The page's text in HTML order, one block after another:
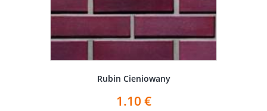
Rubin Cieniowany
1.10 €